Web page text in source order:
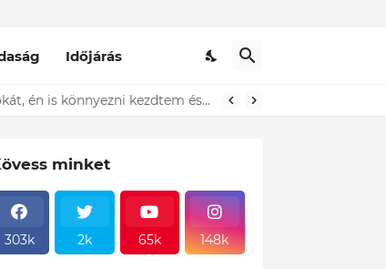
Időjárás
Döbbenet! A Pennyben egy idős házaspár állt előttem a sorban és sírt! Amikor megtudtam az okát, én is könnyezni kezdtem és ezt tettem! Sajnos ez a magyar valóság!
minket
303k 2k 65k 148k